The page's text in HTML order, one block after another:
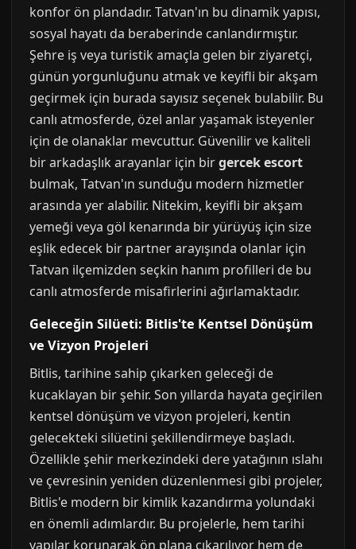
konfor ön plandadır. Tatvan'ın bu dinamik yapısı,
sosyal hayatı da beraberinde canlandırmıştır.
Şehre iş veya turistik amaçla gelen bir ziyaretçi,
günün yorgunluğunu atmak ve keyifli bir akşam
geçirmek için burada sayısız seçenek bulabilir. Bu
canlı atmosferde, özel anlar yaşamak isteyenler
için de olanaklar mevcuttur. Güvenilir ve kaliteli
bir arkadaşlık arayanlar için birgercek escort
bulmak, Tatvan'ın sunduğu modern hizmetler
arasında yer alabilir. Nitekim, keyifli bir akşam
yemeği veya göl kenarında bir yürüyüş için size
eşlik edecek bir partner arayışında olanlar için
Tatvan ilçemizden seçkin hanım profilleri de bu
canlı atmosferde misafirlerini ağırlamaktadır.
Geleceğin Silüeti: Bitlis'te Kentsel Dönüşüm
ve Vizyon Projeleri
Bitlis, tarihine sahip çıkarken geleceği de
kucaklayan bir şehir. Son yıllarda hayata geçirilen
kentsel dönüşüm ve vizyon projeleri, kentin
gelecekteki silüetini şekillendirmeye başladı.
Özellikle şehir merkezindeki dere yatağının ıslahı
ve çevresinin yeniden düzenlenmesi gibi projeler,
Bitlis'e modern bir kimlik kazandırma yolundaki
en önemli adımlardır. Bu projelerle, hem tarihi
yapılar korunarak ön plana çıkarılıyor hem de